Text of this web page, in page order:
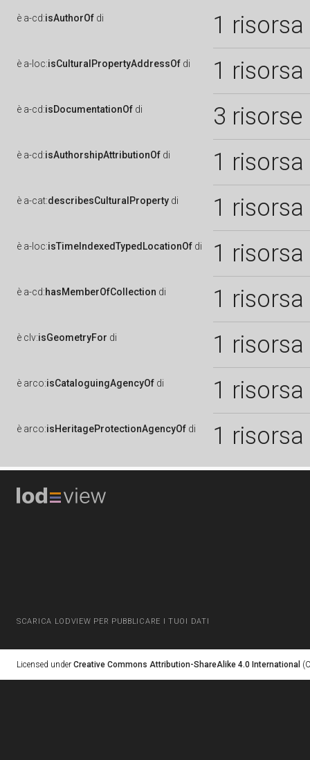
è a-cd:isAuthorOf di 1 risorsa
è a-loc:isCulturalPropertyAddressOf di 1 risorsa
è a-cd:isDocumentationOf di 3 risorse
è a-cd:isAuthorshipAttributionOf di 1 risorsa
è a-cat:describesCulturalProperty di 1 risorsa
è a-loc:isTimeIndexedTypedLocationOf di 1 risorsa
è a-cd:hasMemberOfCollection di 1 risorsa
è clv:isGeometryFor di 1 risorsa
è arco:isCataloguingAgencyOf di 1 risorsa
è arco:isHeritageProtectionAgencyOf di 1 risorsa
SCARICA LODVIEW PER PUBBLICARE I TUOI DATI
Licensed under Creative Commons Attribution-ShareAlike 4.0 International